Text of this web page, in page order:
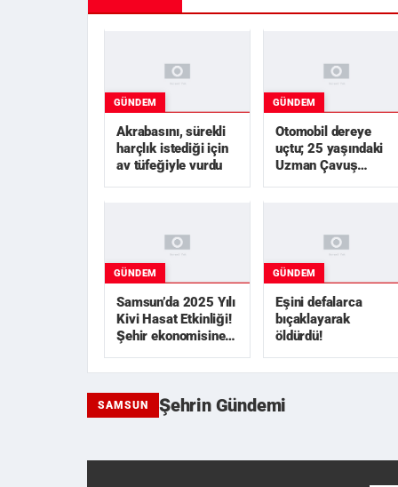
GÜNDEM
Akrabasını, sürekli
harçlık istediği için
av tüfeğiyle vurdu
GÜNDEM
Otomobil dereye
uçtu; 25 yaşındaki
Uzman Çavuş
GÜNDEM
Samsun’da 2025 Yılı
Kivi Hasat Etkinliği!
Şehir ekonomisine 1
üzerinde...
GÜNDEM
Eşini defalarca
bıçaklayarak
öldürdü!
SAMSUN Şehrin Gündemi
Samsunspor
Yapay zekayla